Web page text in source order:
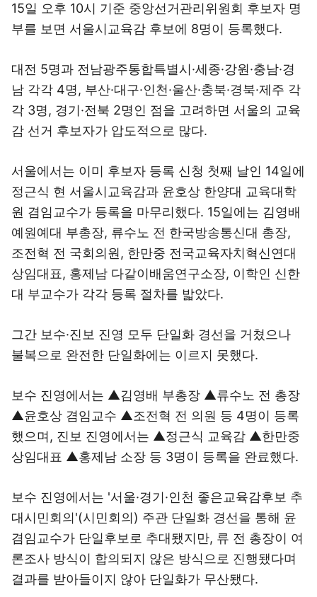
15일 오후 10시 기준 중앙선거관리위원회 후보자 명
부를 보면 서울시교육감 후보에 8명이 등록했다.
대전 5명과 전남광주통합특별시·세종·강원·충남·경
남 각각 4명, 부산·대구·인천·울산·충북·경북·제주 각
각 3명, 경기·전북 2명인 점을 고려하면 서울의 교육
감 선거 후보자가 압도적으로 많다.
서울에서는 이미 후보자 등록 신청 첫째 날인 14일에
정근식 현 서울시교육감과 윤호상 한양대 교육대학
원 겸임교수가 등록을 마무리했다. 15일에는 김영배
예원예대 부총장, 류수노 전 한국방송통신대 총장,
조전혁 전 국회의원, 한만중 전국교육자치혁신연대
상임대표, 홍제남 다같이배움연구소장, 이학인 신한
대 부교수가 각각 등록 절차를 밟았다.
그간 보수·진보 진영 모두 단일화 경선을 거쳤으나
불복으로 완전한 단일화에는 이르지 못했다.
보수 진영에서는 ▲김영배 부총장 ▲류수노 전 총장
▲윤호상 겸임교수 ▲조전혁 전 의원 등 4명이 등록
했으며, 진보 진영에서는 ▲정근식 교육감 ▲한만중
상임대표 ▲홍제남 소장 등 3명이 등록을 완료했다.
보수 진영에서는 '서울·경기·인천 좋은교육감후보 추
대시민회의'(시민회의) 주관 단일화 경선을 통해 윤
겸임교수가 단일후보로 추대됐지만, 류 전 총장이 여
론조사 방식이 합의되지 않은 방식으로 진행됐다며
결과를 받아들이지 않아 단일화가 무산됐다.